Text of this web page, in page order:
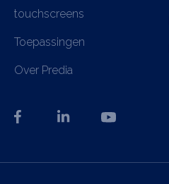
touchscreens
Toepassingen
Over Predia